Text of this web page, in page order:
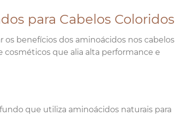
para Cabelos Coloridos
benefícios dos aminoácidos nos cabelos
cosméticos que alia alta performance e
que utiliza aminoácidos naturais para